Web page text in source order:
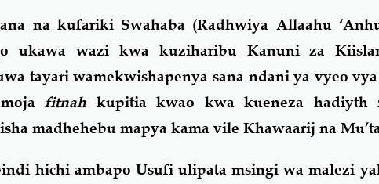
na kufariki Swahaba (Radhwiya Allaahu
ukawa wazi kwa kuziharibu Kanuni za
tayari wamekwishapenya sana ndani ya vyeo
mojafitnah kupitia kwao kwa kueneza hadiyth
madhehebu mapya kama vile Khawaarij na
hichi ambapo Usufi ulipata msingi wa malezi